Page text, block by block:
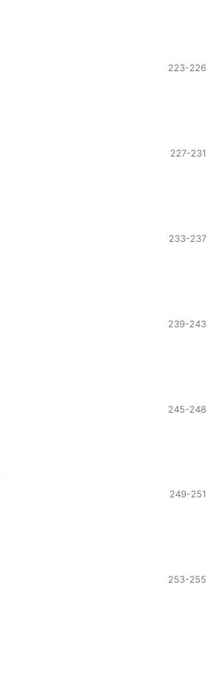
223-226
227-231
233-237
239-243
245-248
249-251
253-255